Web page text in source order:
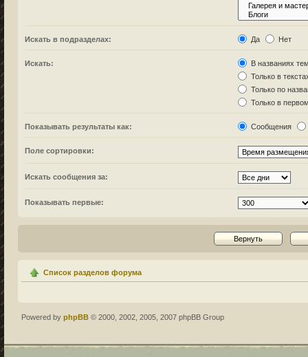
Искать в подразделах: Да Нет
Искать:
В названиях
Только в
Только по
Только в
Показывать результаты как: Сообщения
Поле сортировки:
Искать сообщения за:
Показывать первые:
Список разделов форума
Powered by phpBB © 2000, 2002, 2005, 2007 phpBB Group